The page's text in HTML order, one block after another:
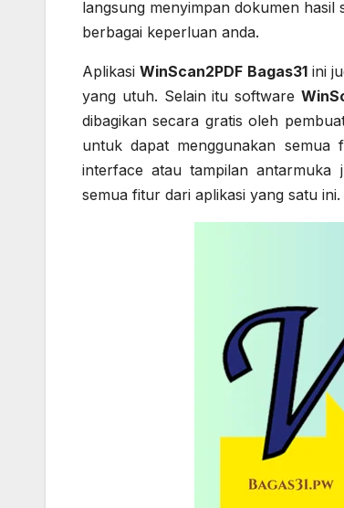
langsung menyimpan dokumen
berbagai keperluan anda.
AplikasiWinScan2PDF Bagas31ini
yang utuh. Selain itu software
dibagikan secara gratis oleh
untuk dapat menggunakan
interface atau tampilan antarmuka
semua fitur dari aplikasi yang satu ini.